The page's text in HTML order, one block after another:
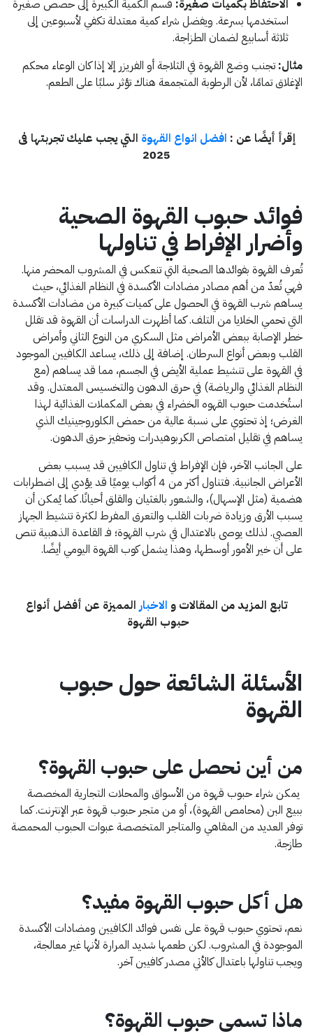
الاحتفاظ بكميات صغيرة: قسم الكمية الكبيرة إلى حصص صغيرة
استخدمها بسرعة. ويفضل شراء كمية معتدلة تكفي لأسبوعين إلى
ثلاثة أسابيع لضمان الطزاجة.
مثال: تجنب وضع القهوة في الثلاجة أو الفريزر إلا إذا كان الوعاء محكم
الإغلاق تمامًا، لأن الرطوبة المتجمعة هناك تؤثر سلبًا على الطعم.
إقرأ أيضًا عن : افضل انواع القهوة التي يجب عليك تجربتها فى
2025
فوائد حبوب القهوة الصحية
وأضرار الإفراط في تناولها
تُعرف القهوة بفوائدها الصحية التي تنعكس في المشروب المحضر منها.
فهي تُعدّ من أهم مصادر مضادات الأكسدة في النظام الغذائي، حيث
يساهم شرب القهوة في الحصول على كميات كبيرة من مضادات الأكسدة
التي تحمي الخلايا من التلف. كما أظهرت الدراسات أن القهوة قد تقلل
خطر الإصابة ببعض الأمراض مثل السكري من النوع الثاني وأمراض
القلب وبعض أنواع السرطان. إضافة إلى ذلك، يساعد الكافيين الموجود
في القهوة على تنشيط عملية الأيض في الجسم، مما قد يساهم (مع
النظام الغذائي والرياضة) في حرق الدهون والتخسيس المعتدل. وقد
استُخدمت حبوب القهوه الخضراء في بعض المكملات الغذائية لهذا
الغرض؛ إذ تحتوي على نسبة عالية من حمض الكلوروجينيك الذي
يساهم في تقليل امتصاص الكربوهيدرات وتحفيز حرق الدهون.
على الجانب الآخر، فإن الإفراط في تناول الكافيين قد يسبب بعض
الأعراض الجانبية. فتناول أكثر من 4 أكواب يوميًا قد يؤدي إلى اضطرابات
هضمية (مثل الإسهال)، والشعور بالغثيان والقلق أحيانًا. كما يُمكن أن
يسبب الأرق وزيادة ضربات القلب والتعرق المفرط لكثرة تنشيط الجهاز
العصبي. لذلك يوصى بالاعتدال في شرب القهوة؛ فـ القاعدة الذهبية تنص
على أن خير الأمور أوسطها، وهذا يشمل كوب القهوة اليومي أيضًا.
تابع المزيد من المقالات و الاخبارالمميزة عن أفضل أنواع
حبوب القهوة
الأسئلة الشائعة حول حبوب
القهوة
من أين نحصل على حبوب القهوة؟
يمكن شراء حبوب قهوة من الأسواق والمحلات التجارية المخصصة
ببيع البن (محامص القهوة)، أو من متجر حبوب قهوة عبر الإنترنت. كما
توفر العديد من المقاهي والمتاجر المتخصصة عبوات الحبوب المحمصة
طازجة.
هل أكل حبوب القهوة مفيد؟
نعم، تحتوي حبوب قهوة على نفس فوائد الكافيين ومضادات الأكسدة
الموجودة في المشروب. لكن طعمها شديد المرارة لأنها غير معالجة،
ويجب تناولها باعتدال كالأتي مصدر كافيين آخر.
ماذا تسمى حبوب القهوة؟